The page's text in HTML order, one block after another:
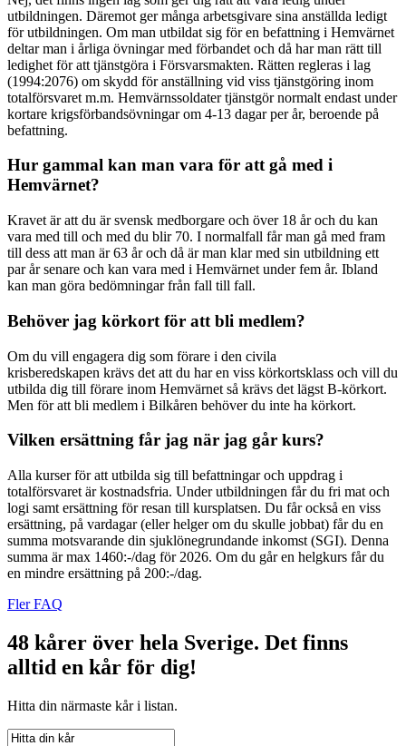
utbildningen. Däremot ger många arbetsgivare sina anställda ledigt
för utbildningen. Om man utbildat sig för en befattning i Hemvärnet
deltar man i årliga övningar med förbandet och då har man rätt till
ledighet för att tjänstgöra i Försvarsmakten. Rätten regleras i lag
(1994:2076) om skydd för anställning vid viss tjänstgöring inom
totalförsvaret m.m. Hemvärnssoldater tjänstgör normalt endast under
kortare krigsförbandsövningar om 4-13 dagar per år, beroende på
befattning.
Hur gammal kan man vara för att gå med i
Hemvärnet?
Kravet är att du är svensk medborgare och över 18 år och du kan
vara med till och med du blir 70. I normalfall får man gå med fram
till dess att man är 63 år och då är man klar med sin utbildning ett
par år senare och kan vara med i Hemvärnet under fem år. Ibland
kan man göra bedömningar från fall till fall.
Behöver jag körkort för att bli medlem?
Om du vill engagera dig som förare i den civila
krisberedskapen krävs det att du har en viss körkortsklass och vill du
utbilda dig till förare inom Hemvärnet så krävs det lägst B-körkort.
Men för att bli medlem i Bilkåren behöver du inte ha körkort.
Vilken ersättning får jag när jag går kurs?
Alla kurser för att utbilda sig till befattningar och uppdrag i
totalförsvaret är kostnadsfria. Under utbildningen får du fri mat och
logi samt ersättning för resan till kursplatsen. Du får också en viss
ersättning, på vardagar (eller helger om du skulle jobbat) får du en
summa motsvarande din sjuklönegrundande inkomst (SGI). Denna
summa är max 1460:-/dag för 2026. Om du går en helgkurs får du
en mindre ersättning på 200:-/dag.
Fler FAQ
48 kårer över hela Sverige. Det finns
alltid en kår för dig!
Hitta din närmaste kår i listan.